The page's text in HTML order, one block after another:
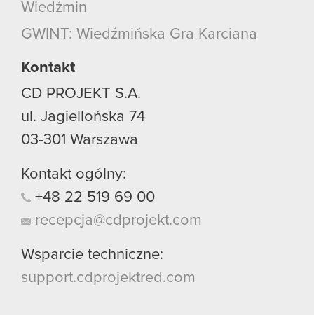
Wiedźmin
GWINT: Wiedźmińska Gra Karciana
Kontakt
CD PROJEKT S.A.
ul. Jagiellońska 74
03-301 Warszawa
Kontakt ogólny:
+48 22 519 69 00
recepcja@cdprojekt.com
Wsparcie techniczne:
support.cdprojektred.com